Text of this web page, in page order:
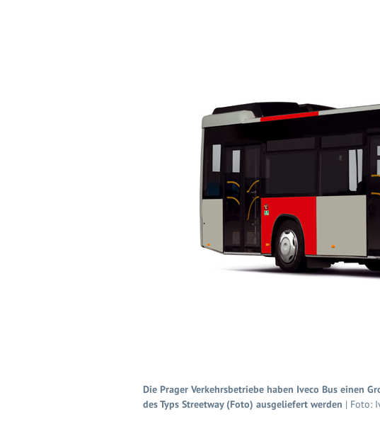
Die Prager Verkehrsbetriebe haben Iveco Bus einen
des Typs Streetway (Foto) ausgeliefert werden | Foto: